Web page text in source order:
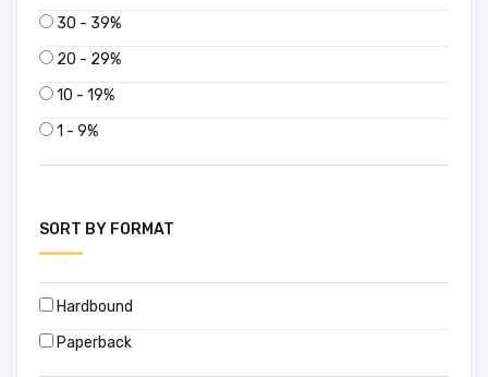
30 - 39%
20 - 29%
10 - 19%
1 - 9%
SORT BY FORMAT
Hardbound
Paperback